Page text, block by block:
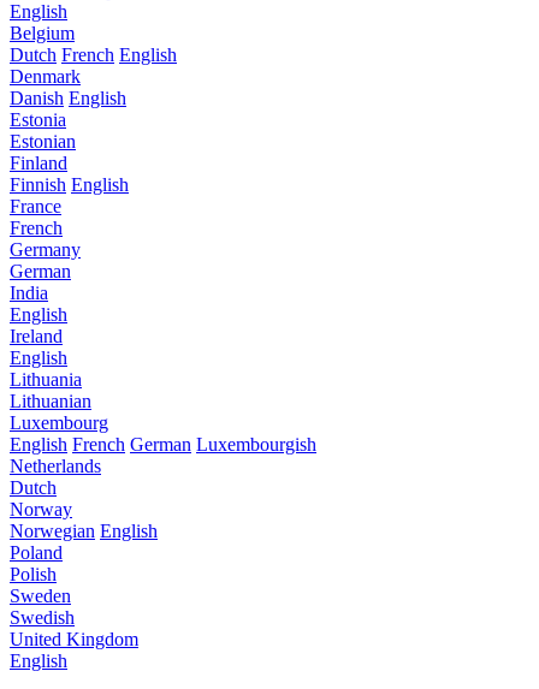
English
Belgium
Dutch French English
Denmark
Danish English
Estonia
Estonian
Finland
Finnish English
France
French
Germany
German
India
English
Ireland
English
Lithuania
Lithuanian
Luxembourg
English French German Luxembourgish
Netherlands
Dutch
Norway
Norwegian English
Poland
Polish
Sweden
Swedish
United Kingdom
English